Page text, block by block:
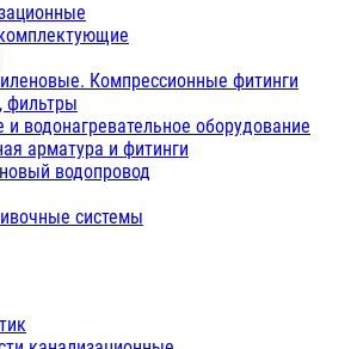
Компрессионные фитинги
фильтры
и водонагревательное оборудование
арматура и фитинги
водопровод
системы